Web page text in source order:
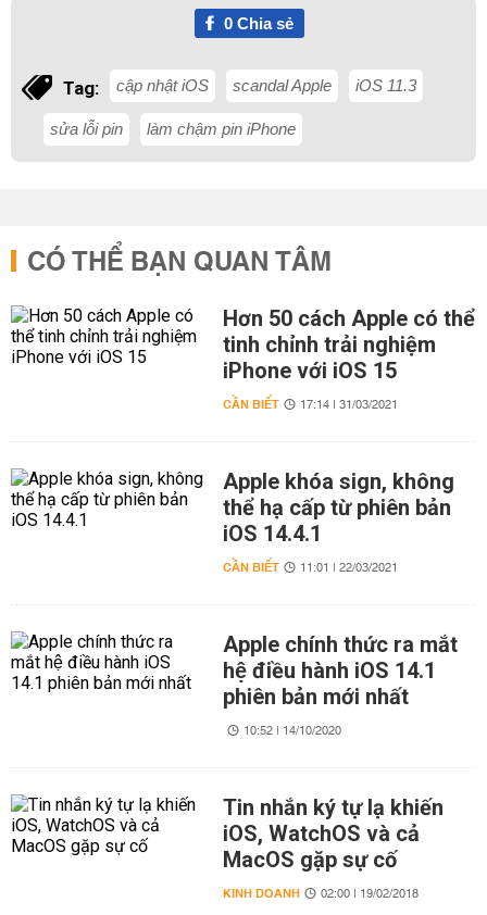
0Chia sẻ
Tag: cập nhật iOS scandal Apple iOS 11.3
sửa lỗi pin làm chậm pin iPhone
CÓ THỂ BẠN QUAN TÂM
Hơn 50 cách Apple có thể
tinh chỉnh trải nghiệm
iPhone với iOS 15
CẦN BIẾT 17:14 | 31/03/2021
Apple khóa sign, không
thể hạ cấp từ phiên bản
iOS 14.4.1
CẦN BIẾT 11:01 | 22/03/2021
Apple chính thức ra mắt
hệ điều hành iOS 14.1
phiên bản mới nhất
10:52 | 14/10/2020
Tin nhắn ký tự lạ khiến
iOS, WatchOS và cả
MacOS gặp sự cố
KINH DOANH 02:00 | 19/02/2018